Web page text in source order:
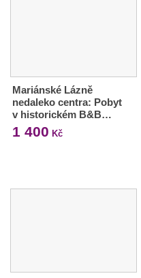
Mariánské Lázně
nedaleko centra: Pobyt
v historickém B&B…
1 400 Kč